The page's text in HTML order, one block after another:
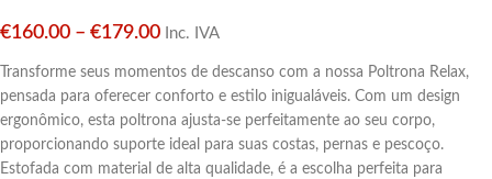
€160.00 – €179.00 Inc. IVA
Transforme seus momentos de descanso com a nossa Poltrona Relax,
pensada para oferecer conforto e estilo inigualáveis. Com um design
ergonômico, esta poltrona ajusta-se perfeitamente ao seu corpo,
proporcionando suporte ideal para suas costas, pernas e pescoço.
Estofada com material de alta qualidade, é a escolha perfeita para